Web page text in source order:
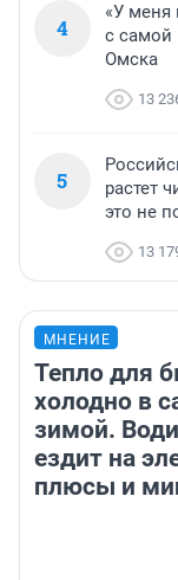
4
«У меня
с самой
Омска
13
5
растет
это не
13
МНЕНИЕ
Тепло для
холодно в
зимой.
ездит на
плюсы и